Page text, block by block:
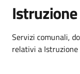
Istruzione
Dettagli
Servizi comunali,
relativi a Istruzione